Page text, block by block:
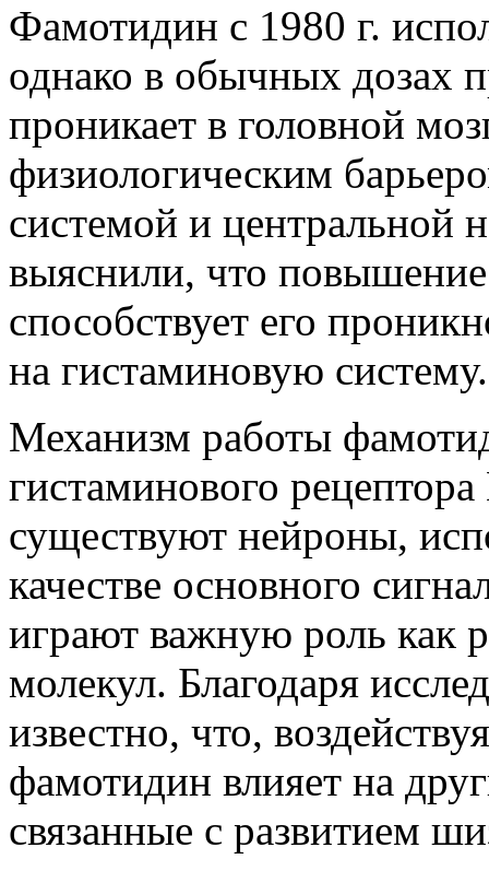
Фамотидин с 1980 г.
однако в обычных дозах
проникает в головной
физиологическим
системой и центральной
выяснили, что повышение
способствует его
на гистаминовую систему.
Механизм работы
гистаминового
существуют нейроны,
качестве основного
играют важную роль как
молекул. Благодаря
известно, что,
фамотидин влияет на
связанные с развитием